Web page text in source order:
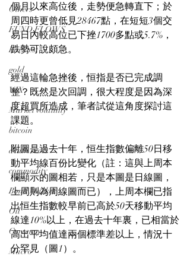
Others
FUND FLOWS
Backtest
gold
VIX
Market volatility
bitcoin
death cross
commodity
Bond Market
Oil
Currency
Macro
個月以來高位後，走勢便急轉直下；於
周四時更曾低見28467點，在短短3個交
易日內較高位已下挫1700多點或5.7%，
跌勢可說頗急。
經過這輪急挫後，恒指是否已完成調
整？既然是次回調，很大程度是因為深
度超買所造成，筆者試從這角度探討這
課題。
附圖是過去十年，恒生指數偏離50日移
動平均線百份比變化（註：這與上周本
欄顯示的圖相若，只是本圖是日線圖，
上周則為周線圖而已），上周本欄已指
出恒生指數較早前已高於50天移動平均
線達10%以上，在過去十年裏，已相當於
高出平均值達兩個標準差以上，情況十
分罕見（圖1）。